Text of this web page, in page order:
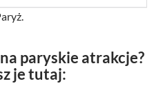
paryskie atrakcje?
je tutaj: